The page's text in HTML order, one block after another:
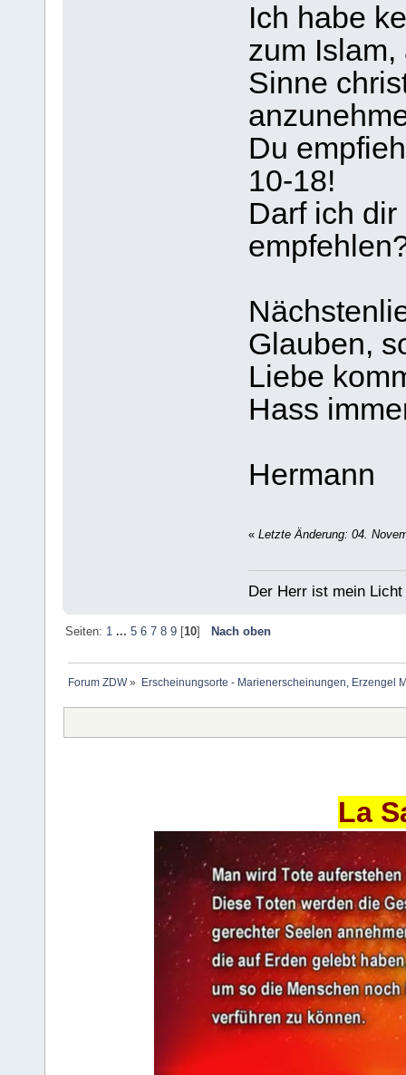
Ich habe
zum
Sinne
Du
10-18!
Darf ich
Glauben,
Liebe
Hass
Hermann
« Letzte Änderung: 04.
Der Herr ist mein
Seiten: 1 ... 5 6 7 8 9[10] Nach oben
Forum ZDW» Erscheinungsorte - Marienerscheinungen, Erzengel
La